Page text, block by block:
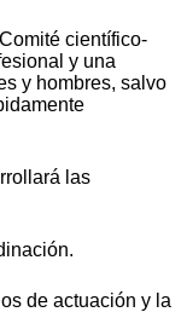
científico-
y una
y hombres, salvo
las
de actuación y la